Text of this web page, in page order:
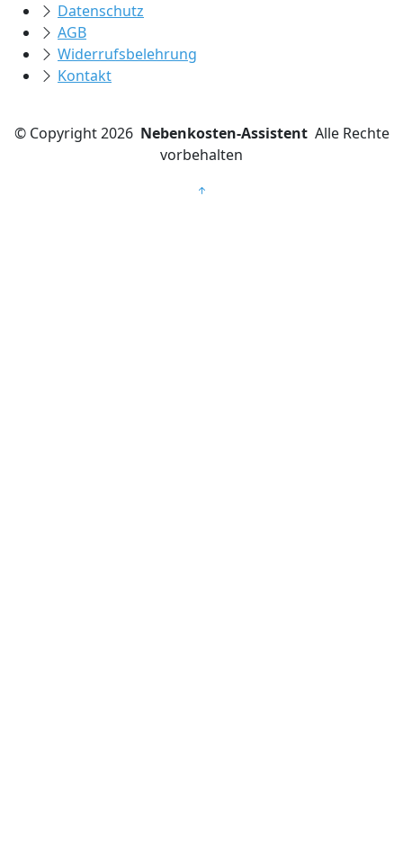
Datenschutz
AGB
Widerrufsbelehrung
Kontakt
© Copyright 2026 Nebenkosten-Assistent Alle Rechte
vorbehalten